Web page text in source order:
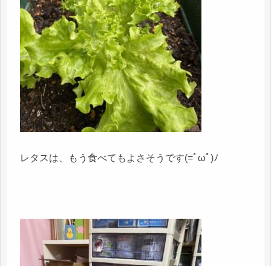
レタスは、もう食べてもよさそうです(=ﾟωﾟ)ﾉ